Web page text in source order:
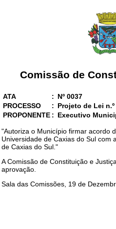
Comissão de
ATA : Nº 0037
PROCESSO
: Projeto de Lei n.º
PROPONENTE : Executivo
"Autoriza o Município firmar acordo
Universidade de Caxias do Sul com
de Caxias do Sul."
A Comissão de Constituição e
aprovação.
Sala das Comissões, 19 de